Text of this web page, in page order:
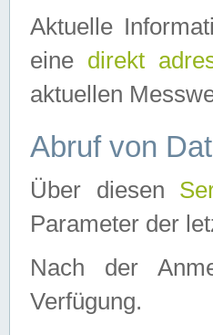
Aktuelle
eine direkt
aktuellen
Abruf von
Über diesen
Parameter der
Nach der
Verfügung.